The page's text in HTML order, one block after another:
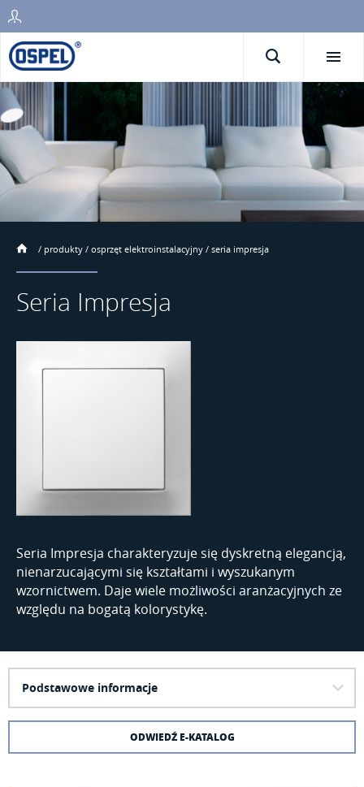
/ produkty / osprzęt elektroinstalacyjny / seria impresja
Seria Impresja
Seria Impresja charakteryzuje się dyskretną elegancją,
nienarzucającymi się kształtami i wyszukanym
wzornictwem. Daje wiele możliwości aranżacyjnych ze
względu na bogatą kolorystykę.
Podstawowe informacje
Produkty
ODWIEDŹ E-KATALOG